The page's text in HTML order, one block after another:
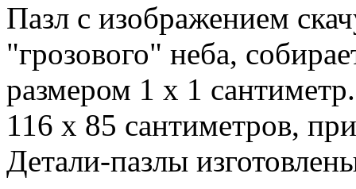
Пазл с изображением
"грозового" неба,
размером 1 х 1
116 х 85 сантиметров,
Детали-пазлы